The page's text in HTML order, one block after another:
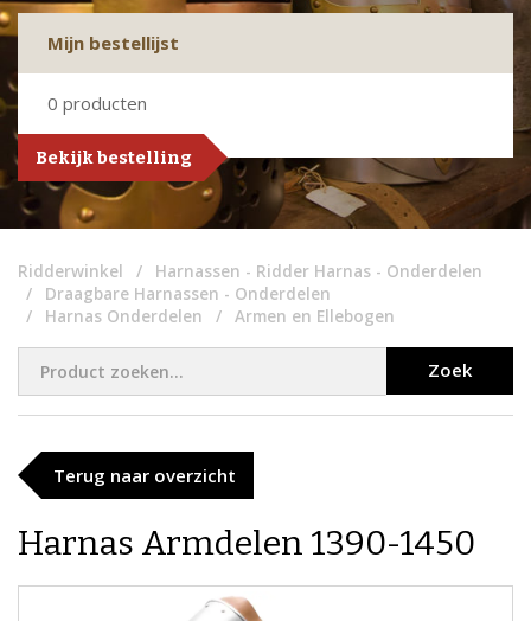
Mijn bestellijst
0 producten
Bekijk bestelling
Ridderwinkel
Harnassen - Ridder Harnas - Onderdelen
Draagbare Harnassen - Onderdelen
Harnas Onderdelen
Armen en Ellebogen
Zoek
Terug naar overzicht
Harnas Armdelen 1390-1450